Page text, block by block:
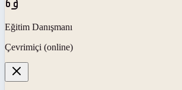
Eğitim Danışmanı
Çevrimiçi (online)